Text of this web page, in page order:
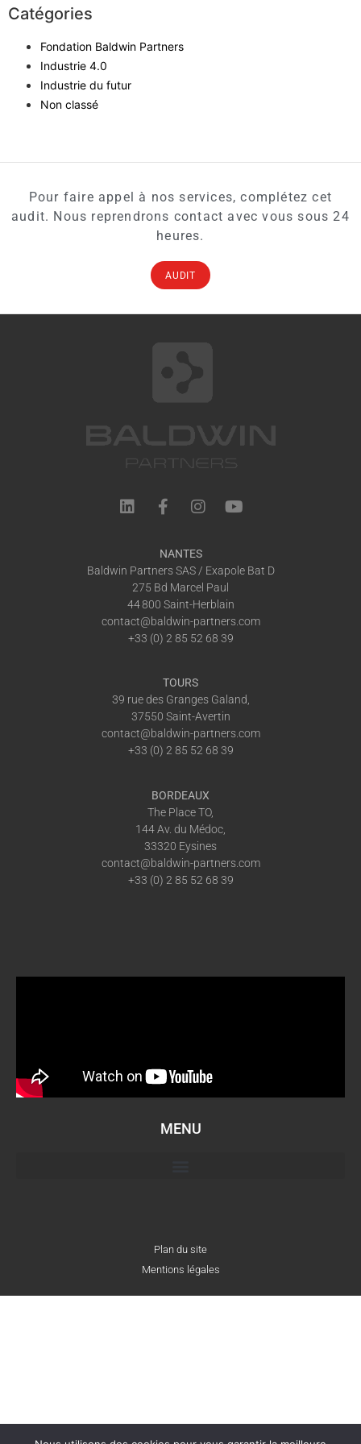
Catégories
Fondation Baldwin Partners
Industrie 4.0
Industrie du futur
Non classé
Pour faire appel à nos services, complétez cet
audit. Nous reprendrons contact avec vous sous 24
heures.
AUDIT
NANTES
Baldwin Partners SAS / Exapole Bat D
275 Bd Marcel Paul
44 800 Saint-Herblain
contact@baldwin-partners.com
+33 (0) 2 85 52 68 39
TOURS
39 rue des Granges Galand,
37550 Saint-Avertin
contact@baldwin-partners.com
+33 (0) 2 85 52 68 39
BORDEAUX
The Place TO,
144 Av. du Médoc,
33320 Eysines
contact@baldwin-partners.com
+33 (0) 2 85 52 68 39
MENU
Plan du site
Mentions légales